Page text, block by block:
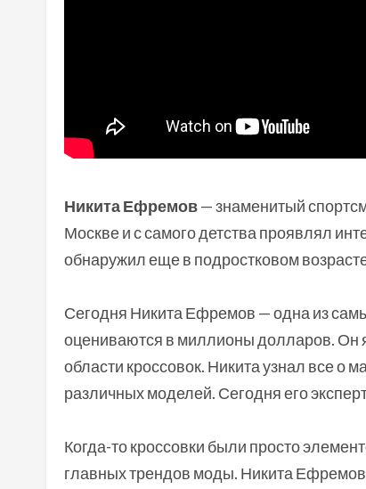
Никита Ефремов— знаменитый
Москве и с самого детства проявлял
обнаружил еще в подростковом возрасте
Сегодня Никита Ефремов — одна из
оцениваются в миллионы долларов. Он
области кроссовок. Никита узнал все о
различных моделей. Сегодня его
Когда-то кроссовки были просто
главных трендов моды. Никита Ефремов